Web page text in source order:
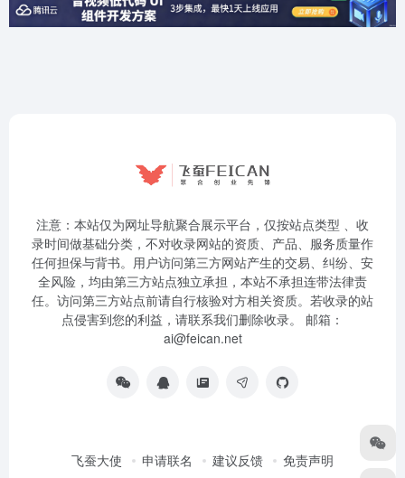
注意：本站仅为网址导航聚合展示平台，仅按站点类型 、收
录时间做基础分类，不对收录网站的资质、产品、服务质量作
任何担保与背书。用户访问第三方网站产生的交易、纠纷、安
全风险，均由第三方站点独立承担，本站不承担连带法律责
任。访问第三方站点前请自行核验对方相关资质。若收录的站
点侵害到您的利益，请联系我们删除收录。 邮箱：
ai@feican.net
飞蚕大使 申请联名 建议反馈 免责声明